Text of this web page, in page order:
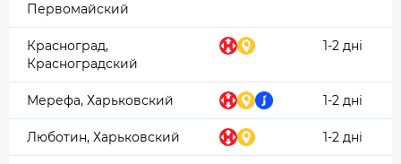
Первомайский
Красноград,
Красноградский
1-2 дні
Мерефа, Харьковский 1-2 дні
Люботин, Харьковский 1-2 дні